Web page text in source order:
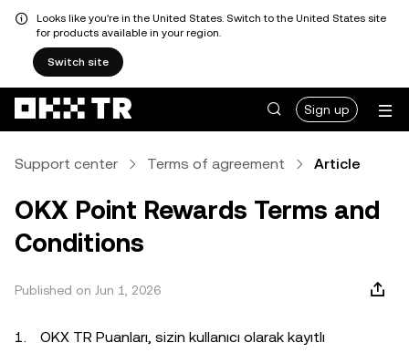
Looks like you're in the United States. Switch to the United States site
for products available in your region.
Switch site
Sign up
Support center Terms of agreement Article
OKX Point Rewards Terms and
Conditions
Published on Jun 1, 2026
OKX TR Puanları, sizin kullanıcı olarak kayıtlı